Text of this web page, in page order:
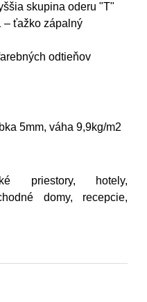
skupina oderu "T"
– ťažko zápalný
odtieňov
5mm, váha 9,9kg/m2
priestory, hotely,
domy, recepcie,